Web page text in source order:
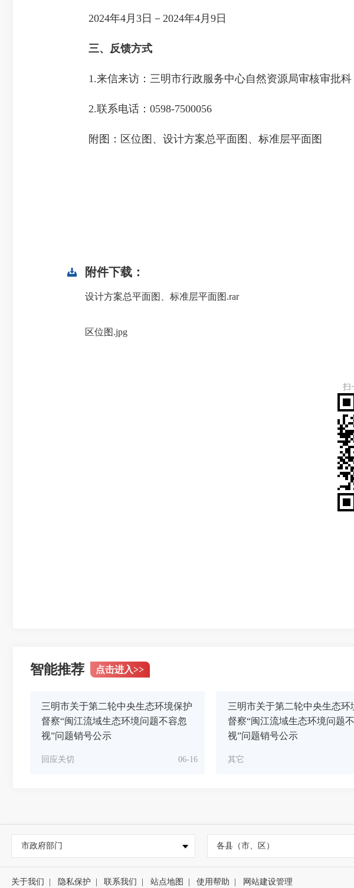
2024年4月3日－2024年4月9日
三、反馈方式
1.来信来访：三明市行政服务中心自然资源局审核审批科
2.联系电话：0598-7500056
附图：区位图、设计方案总平面图、标准层平面图
附件下载：
设计方案总平面图、标准层平面图.rar
区位图.jpg
扫
智能推荐 点击进入>>
三明市关于第二轮中央生态环境保护
督察“闽江流域生态环境问题不容忽
视”问题销号公示
06-16
回应关切
三明市关于第二轮中央生态环
督察“闽江流域生态环境问题
视”问题销号公示
其它
市政府部门 各县（市、区）
关于我们 隐私保护 联系我们 站点地图 使用帮助 网站建设管理